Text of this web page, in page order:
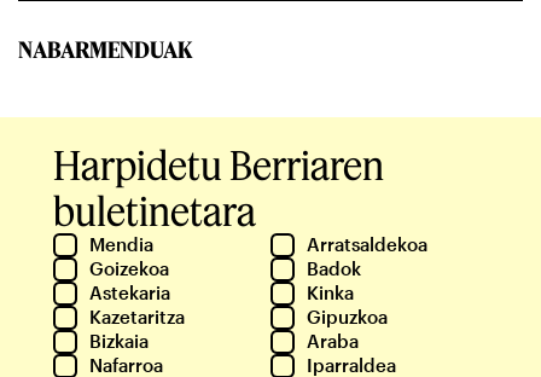
NABARMENDUAK
Harpidetu Berriaren
buletinetara
Mendia
Arratsaldekoa
Goizekoa
Badok
Astekaria
Kinka
Kazetaritza
Gipuzkoa
Bizkaia
Araba
Nafarroa
Iparraldea